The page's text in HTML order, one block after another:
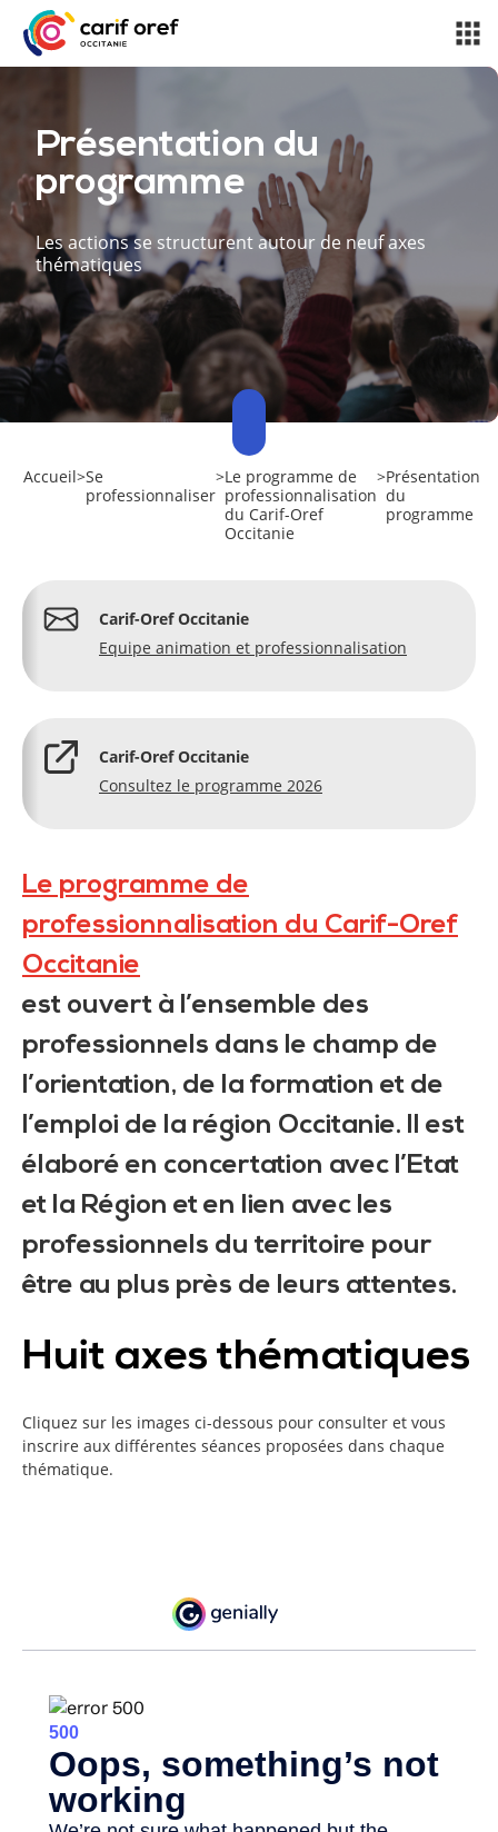
Présentation du
programme
Les actions se structurent autour de neuf axes
thématiques
Accueil>Se
professionnaliser
>Le programme de
professionnalisation
du Carif-Oref
Occitanie
>Présentation
du
programme
Carif-Oref Occitanie
Equipe animation et professionnalisation
Carif-Oref Occitanie
Consultez le programme 2026
Le programme de
professionnalisation du Carif-Oref
Occitanie
est ouvert à l’ensemble des
professionnels dans le champ de
l’orientation, de la formation et de
l’emploi de la région Occitanie. Il est
élaboré en concertation avec l’Etat
et la Région et en lien avec les
professionnels du territoire pour
être au plus près de leurs attentes.
Huit axes thématiques
Cliquez sur les images ci-dessous pour consulter et vous
inscrire aux différentes séances proposées dans chaque
thématique.